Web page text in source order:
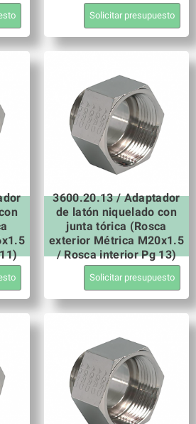
Solicitar presupuesto
3600.20.13 / Adaptador
de latón niquelado con
junta tórica (Rosca
exterior Métrica M20x1.5
/ Rosca interior Pg 13)
Solicitar presupuesto